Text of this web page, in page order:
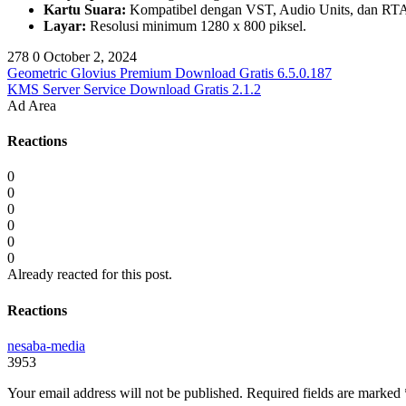
Kartu Suara: Kompatibel dengan VST, Audio Units, dan
Layar: Resolusi minimum 1280 x 800 piksel.
278 0 October 2, 2024
Geometric Glovius Premium Download Gratis 6.5.0.187
KMS Server Service Download Gratis 2.1.2
Ad Area
Reactions
0
0
0
0
0
0
Already reacted for this post.
Reactions
nesaba-media
3953
Your email address will not be published. Required fields are marked